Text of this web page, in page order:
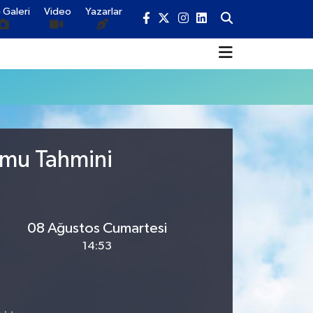
Galeri Video Yazarlar
Tahmini
08 Ağustos Cumartesi
14:53